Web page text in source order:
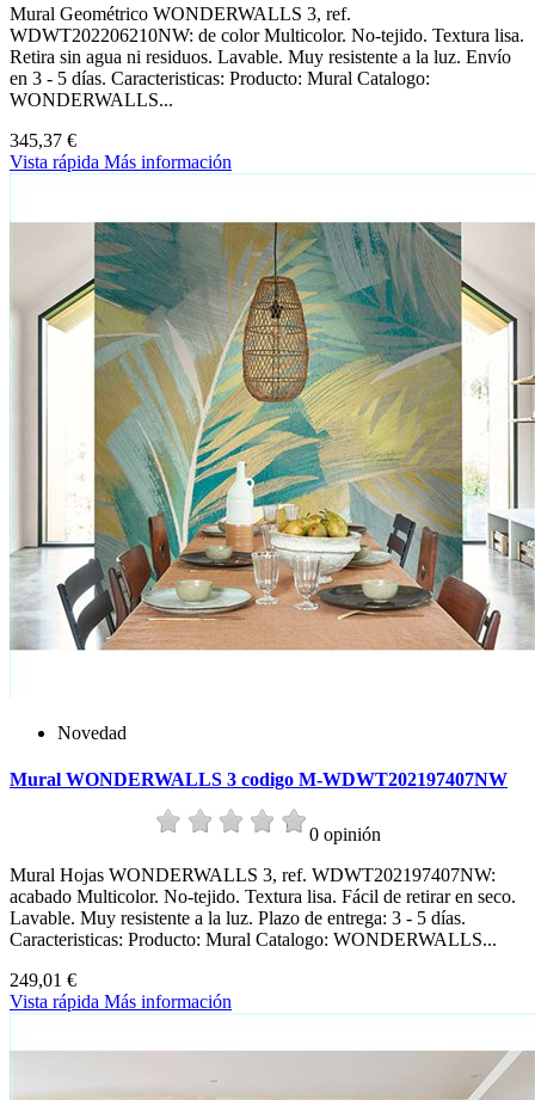
Mural Geométrico WONDERWALLS 3, ref.
WDWT202206210NW: de color Multicolor. No-tejido. Textura lisa.
Retira sin agua ni residuos. Lavable. Muy resistente a la luz. Envío
en 3 - 5 días. Caracteristicas: Producto: Mural Catalogo:
WONDERWALLS...
345,37 €
Vista rápida Más información
Novedad
Mural WONDERWALLS 3 codigo M-WDWT202197407NW
0 opinión
Mural Hojas WONDERWALLS 3, ref. WDWT202197407NW:
acabado Multicolor. No-tejido. Textura lisa. Fácil de retirar en seco.
Lavable. Muy resistente a la luz. Plazo de entrega: 3 - 5 días.
Caracteristicas: Producto: Mural Catalogo: WONDERWALLS...
249,01 €
Vista rápida Más información